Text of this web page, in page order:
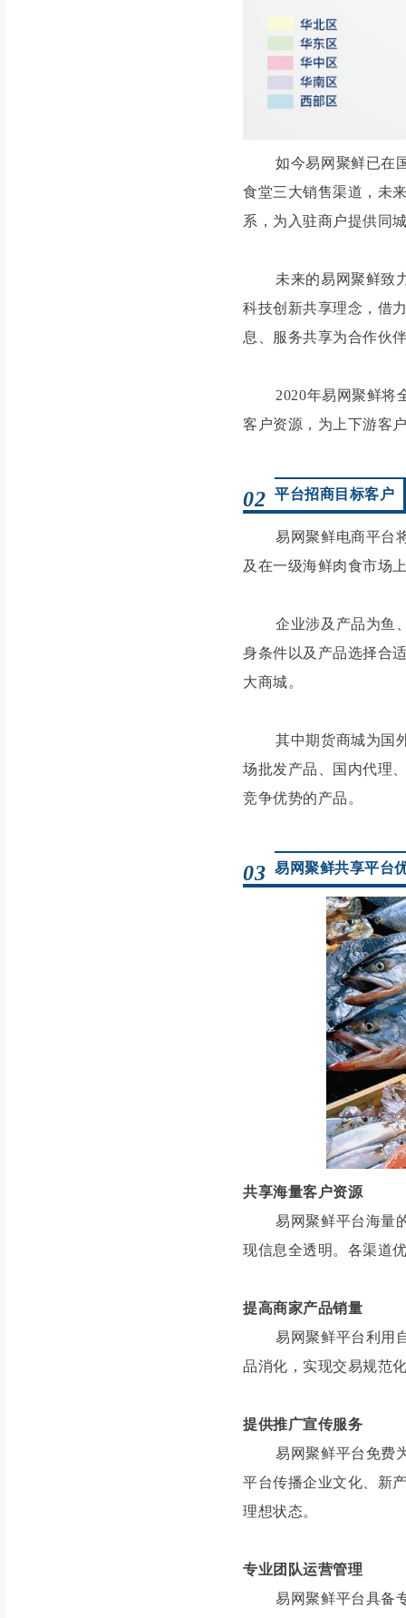
如今易网聚鲜已在国
食堂三大销售渠道，未
系，为入驻商户提供同
未来的易网聚鲜致力
科技创新共享理念，借
息、服务共享为合作伙
2020年易网聚鲜将全
客户资源，为上下游客
02 平台招商目标客户
易网聚鲜电商平台将
及在一级海鲜肉食市场
企业涉及产品为鱼、
身条件以及产品选择合
大商城。
其中期货商城为国外
场批发产品、国内代理
竞争优势的产品。
03 易网聚鲜共享平台
共享海量客户资源
易网聚鲜平台海量的
现信息全透明。各渠道
提高商家产品销量
易网聚鲜平台利用自
品消化，实现交易规范
提供推广宣传服务
易网聚鲜平台免费为
平台传播企业文化、新
理想状态。
专业团队运营管理
易网聚鲜平台具备专